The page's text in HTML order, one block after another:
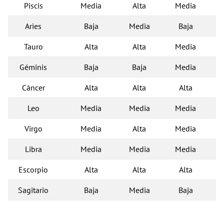
Piscis Media Alta Media
Aries Baja Media Baja
Tauro Alta Alta Media
Géminis Baja Baja Media
Cáncer Alta Alta Alta
Leo Media Media Media
Virgo Media Alta Media
Libra Media Media Media
Escorpio Alta Alta Alta
Sagitario Baja Media Baja